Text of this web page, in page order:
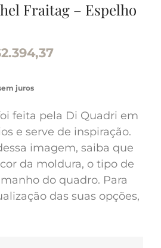
Fraitag – Espelho
2.394,37
juros
feita pela Di Quadri em
e serve de inspiração.
imagem, saiba que
da moldura, o tipo de
do quadro. Para
das suas opções,